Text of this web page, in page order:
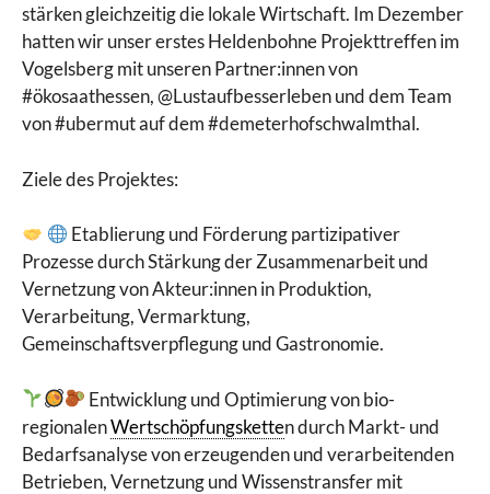
stärken gleichzeitig die lokale Wirtschaft. Im Dezember
hatten wir unser erstes Heldenbohne Projekttreffen im
Vogelsberg mit unseren Partner:innen von
#ökosaathessen, @Lustaufbesserleben und dem Team
von #ubermut auf dem #demeterhofschwalmthal.
Ziele des Projektes:
Etablierung und Förderung partizipativer
Prozesse durch Stärkung der Zusammenarbeit und
Vernetzung von Akteur:innen in Produktion,
Verarbeitung, Vermarktung,
Gemeinschaftsverpflegung und Gastronomie.
Entwicklung und Optimierung von bio-
regionalenWertschöpfungsketten durch Markt- und
Bedarfsanalyse von erzeugenden und verarbeitenden
Betrieben, Vernetzung und Wissenstransfer mit